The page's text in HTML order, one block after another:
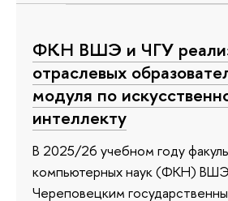
ФКН ВШЭ и ЧГУ
отраслевых
модуля по
интеллекту
В 2025/26 учебном году
компьютерных наук (ФКН)
Череповецким